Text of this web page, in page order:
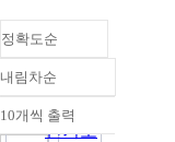
정확도순
정확도
순
인기도
내림차순
내림차순
10개씩 출력